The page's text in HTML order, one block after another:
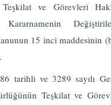
ve Görevleri
Kararnamenin
15 inci maddesinin
tarihli ve 3289 sayılı
Teşkilat ve